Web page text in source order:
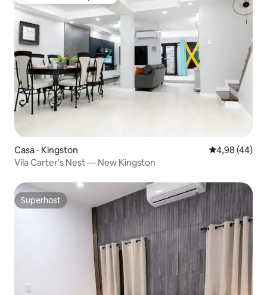
Casa ⋅ Kingston 4,98 de uma
4,98 (44)
Vila Carter's Nest — New Kingston
Superhost
Superhost